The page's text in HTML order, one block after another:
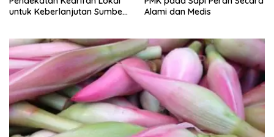
untuk Keberlanjutan Sumber
Alami dan Medis